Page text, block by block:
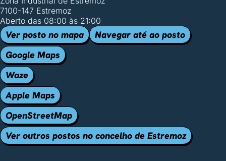
7100-147 Estremoz
Aberto das 08:00 às 21:00
Ver posto no mapa
Navegar até ao posto
Google Maps
Waze
Apple Maps
OpenStreetMap
Ver outros postos no concelho de Estremoz